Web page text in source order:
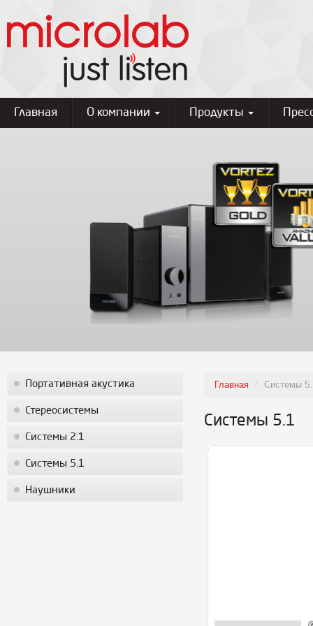
Главная О компании Продукты
Портативная акустика
Стереосистемы
Системы 2.1
Системы 5.1
Наушники
Главная / Системы
Системы 5.1